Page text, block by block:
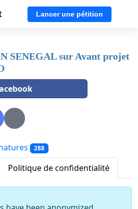
Lancer une pétition
SENEGAL sur Avant projet
288
Politique de confidentialité